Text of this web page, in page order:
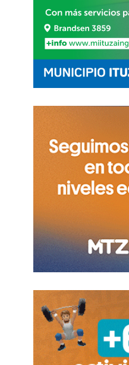
fundador de la
concejal y diputado
Cambio, al frente de la
Economía Social y
como Subdelegada
Fernando Espinoza